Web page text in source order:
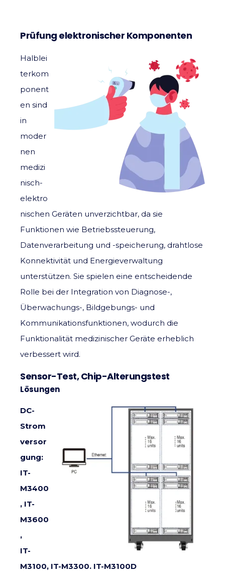
Prüfung elektronischer Komponenten
Halblei
terkom
ponent
en sind
in
moder
nen
medizi
nisch-
elektro
nischen Geräten unverzichtbar, da sie
Funktionen wie Betriebssteuerung,
Datenverarbeitung und -speicherung, drahtlose
Konnektivität und Energieverwaltung
unterstützen. Sie spielen eine entscheidende
Rolle bei der Integration von Diagnose-,
Überwachungs-, Bildgebungs- und
Kommunikationsfunktionen, wodurch die
Funktionalität medizinischer Geräte erheblich
verbessert wird.
Sensor-Test, Chip-Alterungstest
Lösungen
DC-
Strom
versor
gung:
IT-
M3400
, IT-
M3600
,
IT-
M3100, IT-M3300. IT-M3100D